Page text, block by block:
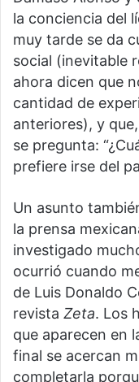
la conciencia del
muy tarde se da
social (inevitable
ahora dicen que
cantidad de
anteriores), y
se pregunta:
prefiere irse del
Un asunto
la prensa
investigado
ocurrió cuando
de Luis Donaldo
revista Zeta. Los
que aparecen en
final se acercan
completarla